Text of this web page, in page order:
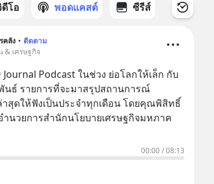
โอ พอดแคสต์ ซีรีส์
คลัง • ติดตาม
& เศรษฐกิจ
Journal Podcast ในช่วง ย่อโลกให้เล็ก กับ
นธ์ รายการที่จะมาสรุปสถานการณ์
าสุดให้ฟังเป็นประจำทุกเดือน โดยคุณพิสิทธิ์
นวยการสำนักนโยบายเศรษฐกิจมหภาค
00:00/08:13